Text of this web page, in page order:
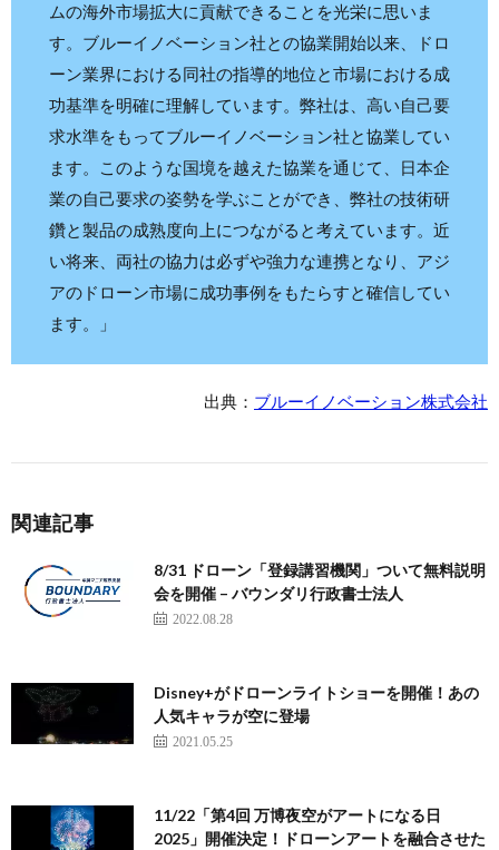
ムの海外市場拡大に貢献できることを光栄に思いま
す。ブルーイノベーション社との協業開始以来、ドロ
ーン業界における同社の指導的地位と市場における成
功基準を明確に理解しています。弊社は、高い自己要
求水準をもってブルーイノベーション社と協業してい
ます。このような国境を越えた協業を通じて、日本企
業の自己要求の姿勢を学ぶことができ、弊社の技術研
鑽と製品の成熟度向上につながると考えています。近
い将来、両社の協力は必ずや強力な連携となり、アジ
アのドローン市場に成功事例をもたらすと確信してい
ます。」
出典： ブルーイノベーション株式会社
関連記事
8/31 ドローン「登録講習機関」ついて無料説明
会を開催 – バウンダリ行政書士法人
2022.08.28
Disney+がドローンライトショーを開催！あの
人気キャラが空に登場
2021.05.25
11/22「第4回 万博夜空がアートになる日
2025」開催決定！ドローンアートを融合させた